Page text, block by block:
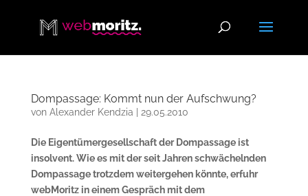
Dompassage: Kommt nun der Aufschwung?
von Alexander Kendzia 29.05.2010
Die Eigentümergesellschaft der Dompassage ist
insolvent. Wie es mit der seit Jahren schwächelnden
Dompassage trotzdem weitergehen könnte, erfuhr
webMoritz in einem Gespräch mit dem